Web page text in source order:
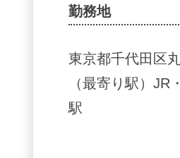
勤務地
東京都千代田区
（最寄り駅）
駅